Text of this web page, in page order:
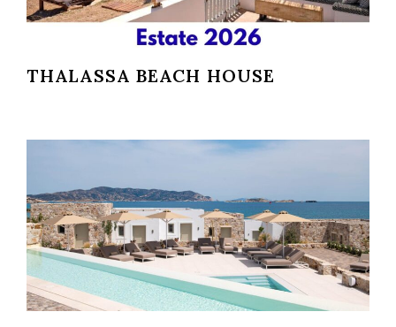
THALASSA BEACH HOUSE